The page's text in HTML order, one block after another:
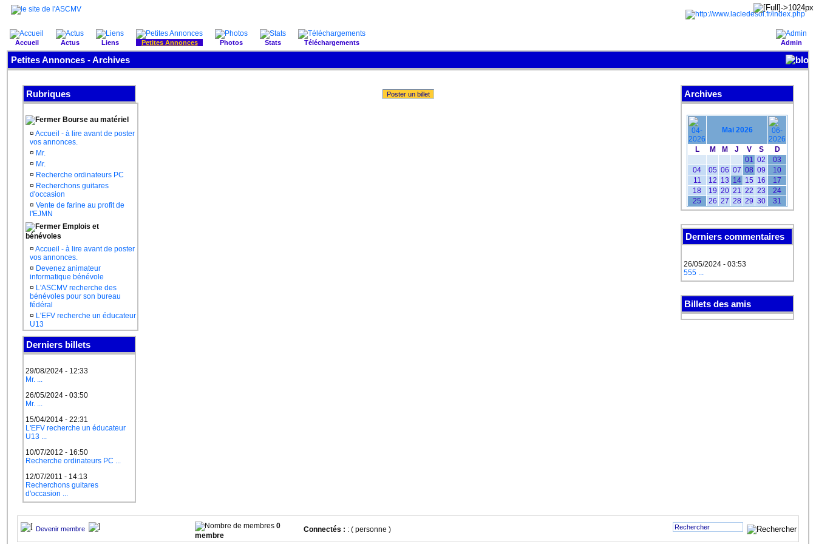
Admin
Accueil Actus Liens Petites Annonces Photos Stats Téléchargements
Petites Annonces - Archives
Rubriques
Bourse au matériel
¤ Accueil - à lire avant de poster
vos annonces.
¤ Mr.
¤ Mr.
¤ Recherche ordinateurs PC
¤ Recherchons guitares
d'occasion
¤ Vente de farine au profit de
l'EJMN
Emplois et
bénévoles
¤ Accueil - à lire avant de poster
vos annonces.
¤ Devenez animateur
informatique bénévole
¤ L'ASCMV recherche des
bénévoles pour son bureau
fédéral
¤ L'EFV recherche un éducateur
U13
Derniers billets
29/08/2024 - 12:33
Mr. ...
26/05/2024 - 03:50
Mr. ...
15/04/2014 - 22:31
L'EFV recherche un éducateur
U13 ...
10/07/2012 - 16:50
Recherche ordinateurs PC ...
12/07/2011 - 14:13
Recherchons guitares
d'occasion ...
Archives
Mai 2026
L M M J V S
D
01 02
03
04
05 06 07 08 09
10
11
12 13 14 15 16
17
18
19 20 21 22 23
24
25
26 27 28 29 30 31
Derniers commentaires
26/05/2024 - 03:53
555 ...
Billets des amis
Devenir membre
0
membre
Connectés : : ( personne )